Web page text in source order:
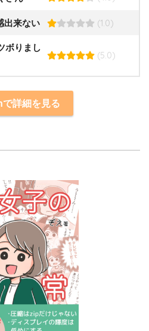
出来ない (1.0)
ボりまし
(5.0)
詳細を見る